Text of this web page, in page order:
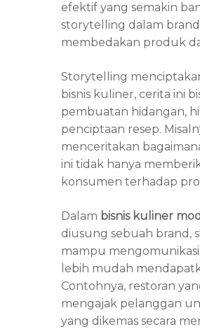
efektif yang semakin
storytelling dalam
membedakan produk
Storytelling
bisnis kuliner, cerita ini
pembuatan hidangan,
penciptaan resep.
menceritakan
ini tidak hanya
konsumen terhadap
Dalam bisnis kuliner
diusung sebuah brand,
mampu
lebih mudah
Contohnya, restoran
mengajak pelanggan
yang dikemas secara